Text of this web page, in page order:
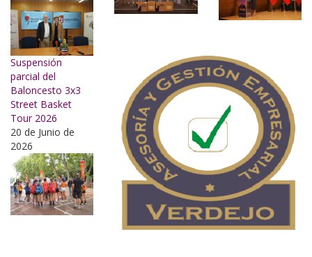
Suspensión
parcial del
Baloncesto 3x3
Street Basket
Tour 2026
20 de Junio de
2026